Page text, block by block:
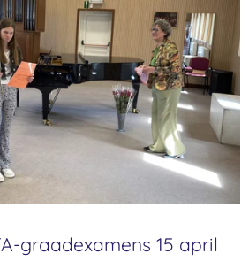
graadexamens 15 april